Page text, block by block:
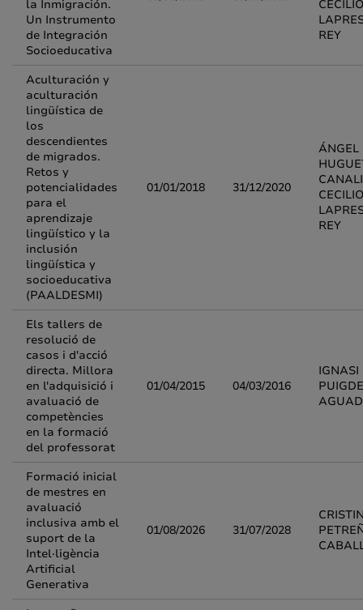
la Inmigración.
Un Instrumento
de Integración
Socioeducativa
CECILIO
REY
Aculturación y
aculturación
lingüística de
los
descendientes
de migrados.
Retos y
potencialidades
para el
aprendizaje
lingüístico y la
inclusión
lingüística y
socioeducativa
(PAALDESMI)
01/01/2018 31/12/2020
ÁNGEL
CECILIO
REY
Els tallers de
resolució de
casos i d'acció
directa. Millora
en l'adquisició i
avaluació de
competències
en la formació
del professorat
01/04/2015 04/03/2016
IGNASI
Formació inicial
de mestres en
avaluació
inclusiva amb el
suport de la
Intel·ligència
Artificial
Generativa
01/08/2026 31/07/2028